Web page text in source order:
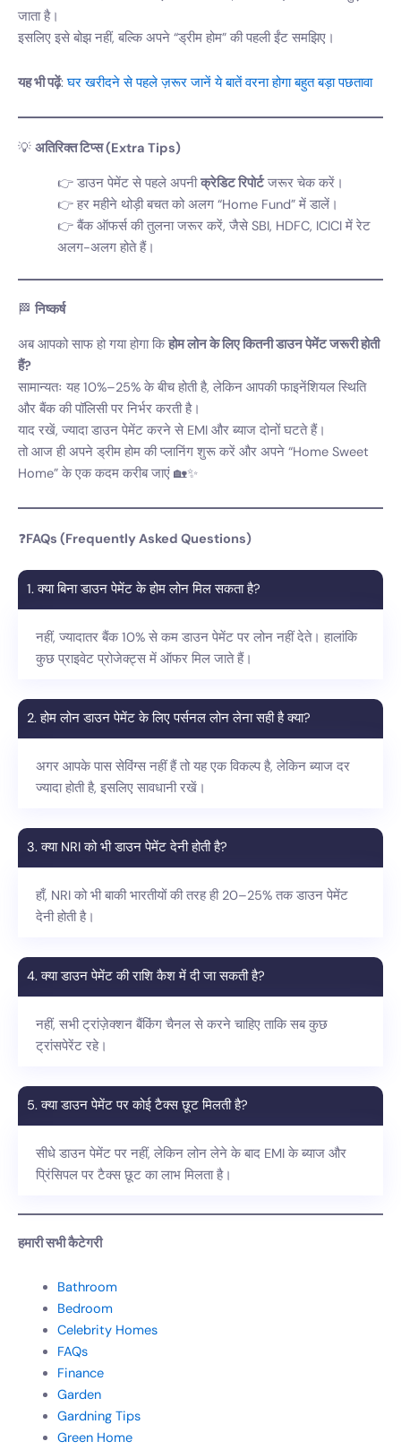
जाता है।
इसलिए इसे बोझ नहीं, बल्कि अपने “ड्रीम होम” की पहली ईंट समझिए।
यह भी पढ़ें:घर खरीदने से पहले ज़रूर जानें ये बातें वरना होगा बहुत बड़ा पछतावा
💡 अतिरिक्त टिप्स (Extra Tips)
डाउन पेमेंट से पहले अपनीक्रेडिट रिपोर्टजरूर चेक करें।
हर महीने थोड़ी बचत को अलग “Home Fund” में डालें।
बैंक ऑफर्स की तुलना जरूर करें, जैसे SBI, HDFC, ICICI में रेट
अलग-अलग होते हैं।
🏁 निष्कर्ष
अब आपको साफ हो गया होगा किहोम लोन के लिए कितनी डाउन पेमेंट जरूरी होती
हैं?
सामान्यतः यह 10%–25% के बीच होती है, लेकिन आपकी फाइनेंशियल स्थिति
और बैंक की पॉलिसी पर निर्भर करती है।
याद रखें, ज्यादा डाउन पेमेंट करने से EMI और ब्याज दोनों घटते हैं।
तो आज ही अपने ड्रीम होम की प्लानिंग शुरू करें और अपने “Home Sweet
Home” के एक कदम करीब जाएं 🏡✨
❓FAQs (Frequently Asked Questions)
1. क्या बिना डाउन पेमेंट के होम लोन मिल सकता है?
नहीं, ज्यादातर बैंक 10% से कम डाउन पेमेंट पर लोन नहीं देते। हालांकि
कुछ प्राइवेट प्रोजेक्ट्स में ऑफर मिल जाते हैं।
2. होम लोन डाउन पेमेंट के लिए पर्सनल लोन लेना सही है क्या?
अगर आपके पास सेविंग्स नहीं हैं तो यह एक विकल्प है, लेकिन ब्याज दर
ज्यादा होती है, इसलिए सावधानी रखें।
3. क्या NRI को भी डाउन पेमेंट देनी होती है?
हाँ, NRI को भी बाकी भारतीयों की तरह ही 20–25% तक डाउन पेमेंट
देनी होती है।
4. क्या डाउन पेमेंट की राशि कैश में दी जा सकती है?
नहीं, सभी ट्रांज़ेक्शन बैंकिंग चैनल से करने चाहिए ताकि सब कुछ
ट्रांसपेरेंट रहे।
5. क्या डाउन पेमेंट पर कोई टैक्स छूट मिलती है?
सीधे डाउन पेमेंट पर नहीं, लेकिन लोन लेने के बाद EMI के ब्याज और
प्रिंसिपल पर टैक्स छूट का लाभ मिलता है।
हमारी सभी कैटेगरी
Bathroom
Bedroom
Celebrity Homes
FAQs
Finance
Garden
Gardning Tips
Green Home